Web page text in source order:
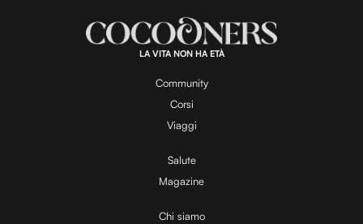
a
y
V
i
:
1
0
0
.
0
LA VITA NON HA ETÀ
Community
Corsi
Viaggi
Salute
Magazine
Chi siamo